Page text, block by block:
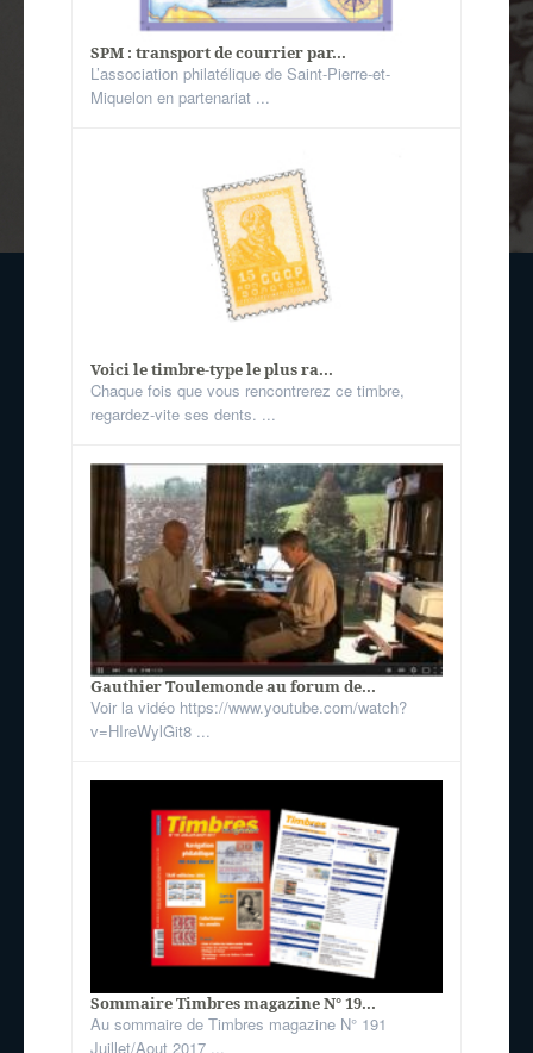
SPM : transport de courrier par...
L’association philatélique de Saint-Pierre-et-
Miquelon en partenariat ...
Voici le timbre-type le plus ra...
Chaque fois que vous rencontrerez ce timbre,
regardez-vite ses dents. ...
Gauthier Toulemonde au forum de...
Voir la vidéo https://www.youtube.com/watch?
v=HIreWylGit8 ...
Sommaire Timbres magazine N° 19...
Au sommaire de Timbres magazine N° 191
Juillet/Aout 2017 ...